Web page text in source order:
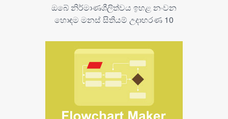
ඔබේ නිර්මාණශීලිත්වය ඉහළ නංවන
හොඳම මනස් සිතියම් උදාහරණ 10